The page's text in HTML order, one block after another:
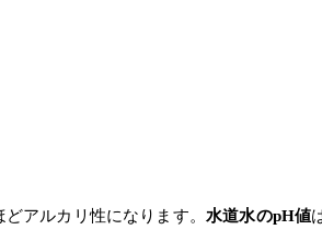
アルカリ性になります。水道水のpH値